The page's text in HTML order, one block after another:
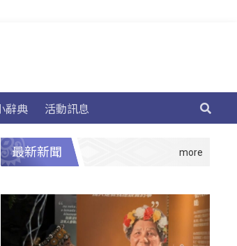
辭典 活動訊息
最新新聞